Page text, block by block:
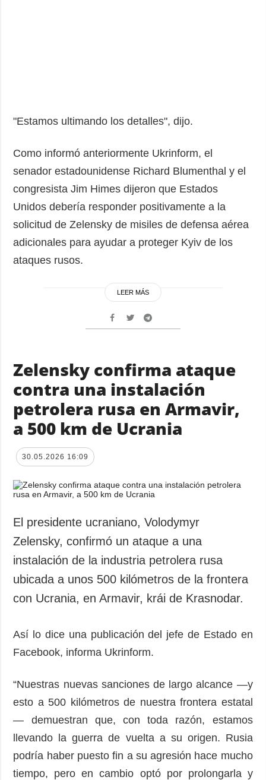
"Estamos ultimando los detalles", dijo.
Como informó anteriormente Ukrinform, el
senador estadounidense Richard Blumenthal y el
congresista Jim Himes dijeron que Estados
Unidos debería responder positivamente a la
solicitud de Zelensky de misiles de defensa aérea
adicionales para ayudar a proteger Kyiv de los
ataques rusos.
LEER MÁS
Zelensky confirma ataque
contra una instalación
petrolera rusa en Armavir,
a 500 km de Ucrania
30.05.2026 16:09
El presidente ucraniano, Volodymyr
Zelensky, confirmó un ataque a una
instalación de la industria petrolera rusa
ubicada a unos 500 kilómetros de la frontera
con Ucrania, en Armavir, krái de Krasnodar.
Así lo dice una publicación del jefe de Estado en
Facebook, informa Ukrinform.
“Nuestras nuevas sanciones de largo alcance —y
esto a 500 kilómetros de nuestra frontera estatal
— demuestran que, con toda razón, estamos
llevando la guerra de vuelta a su origen. Rusia
podría haber puesto fin a su agresión hace mucho
tiempo, pero en cambio optó por prolongarla y